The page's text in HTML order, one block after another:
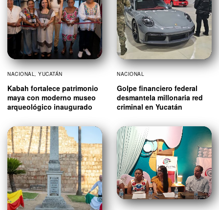
NACIONAL, YUCATÁN
Kabah fortalece patrimonio
maya con moderno museo
arqueológico inaugurado
NACIONAL
Golpe financiero federal
desmantela millonaria red
criminal en Yucatán